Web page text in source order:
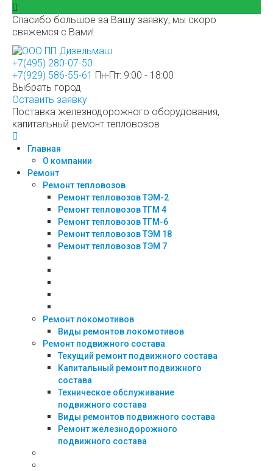
Спасибо большое за Вашу заявку, мы скоро
свяжемся с Вами!
+7(495) 280-07-50
+7(929) 586-55-61 Пн-Пт: 9:00 - 18:00
Выбрать город
Оставить заявку
Поставка железнодорожного оборудования,
капитальный ремонт тепловозов
Главная
О компании
Ремонт
Ремонт тепловозов
Ремонт тепловозов ТЭМ-2
Ремонт тепловозов ТГМ 4
Ремонт тепловозов ТГМ-6
Ремонт тепловозов ТЭМ 18
Ремонт тепловозов ТЭМ 7
Ремонт локомотивов
Виды ремонтов локомотивов
Ремонт подвижного состава
Текущий ремонт подвижного состава
Капитальный ремонт подвижного
состава
Техническое обслуживание
подвижного состава
Виды ремонтов подвижного состава
Ремонт железнодорожного
подвижного состава